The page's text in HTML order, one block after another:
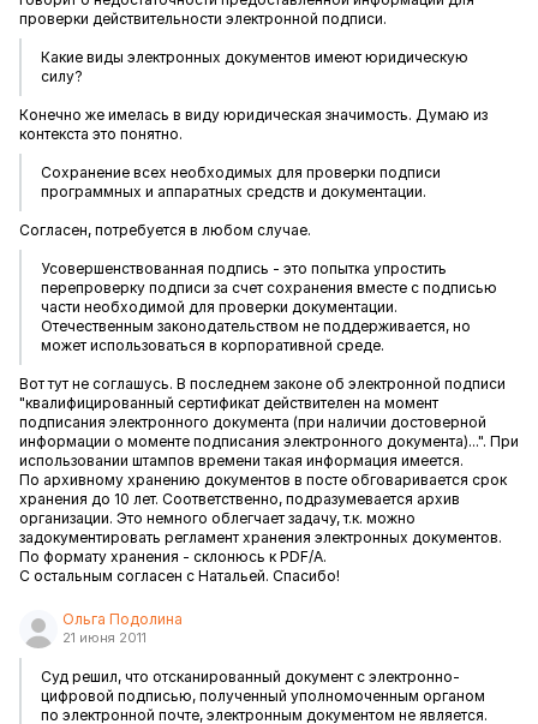
проверки действительности электронной подписи.
Какие виды электронных документов имеют юридическую
силу?
Конечно же имелась в виду юридическая значимость. Думаю из
контекста это понятно.
Сохранение всех необходимых для проверки подписи
программных и аппаратных средств и документации.
Согласен, потребуется в любом случае.
Усовершенствованная подпись - это попытка упростить
перепроверку подписи за счет сохранения вместе с подписью
части необходимой для проверки документации.
Отечественным законодательством не поддерживается, но
может использоваться в корпоративной среде.
Вот тут не соглашусь. В последнем законе об электронной подписи
"квалифицированный сертификат действителен на момент
подписания электронного документа (при наличии достоверной
информации о моменте подписания электронного документа)...". При
использовании штампов времени такая информация имеется.
По архивному хранению документов в посте обговаривается срок
хранения до 10 лет. Соответственно, подразумевается архив
организации. Это немного облегчает задачу, т.к. можно
задокументировать регламент хранения электронных документов.
По формату хранения - склонюсь к PDF/A.
С остальным согласен с Натальей. Спасибо!
Ольга Подолина
21 июня 2011
Суд решил, что отсканированный документ с электронно-
цифровой подписью, полученный уполномоченным органом
по электронной почте, электронным документом не является.